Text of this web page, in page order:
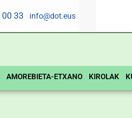
00 33 info@dot.eus
AMOREBIETA-ETXANO KIROLAK